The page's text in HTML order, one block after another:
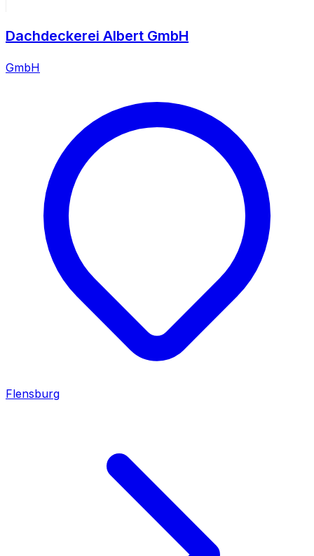
Dachdeckerei Albert GmbH
GmbH
Flensburg